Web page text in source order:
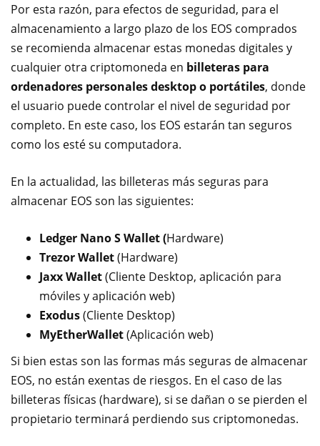
Por esta razón, para efectos de seguridad, para el
almacenamiento a largo plazo de los EOS comprados
se recomienda almacenar estas monedas digitales y
cualquier otra criptomoneda en billeteras para
ordenadores personales desktop o portátiles, donde
el usuario puede controlar el nivel de seguridad por
completo. En este caso, los EOS estarán tan seguros
como los esté su computadora.
En la actualidad, las billeteras más seguras para
almacenar EOS son las siguientes:
Ledger Nano S Wallet (Hardware)
Trezor Wallet(Hardware)
Jaxx Wallet(Cliente Desktop, aplicación para
móviles y aplicación web)
Exodus(Cliente Desktop)
MyEtherWallet(Aplicación web)
Si bien estas son las formas más seguras de almacenar
EOS, no están exentas de riesgos. En el caso de las
billeteras físicas (hardware), si se dañan o se pierden el
propietario terminará perdiendo sus criptomonedas.